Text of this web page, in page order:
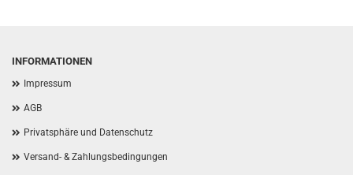
INFORMATIONEN
Impressum
AGB
Privatsphäre und Datenschutz
Versand- & Zahlungsbedingungen